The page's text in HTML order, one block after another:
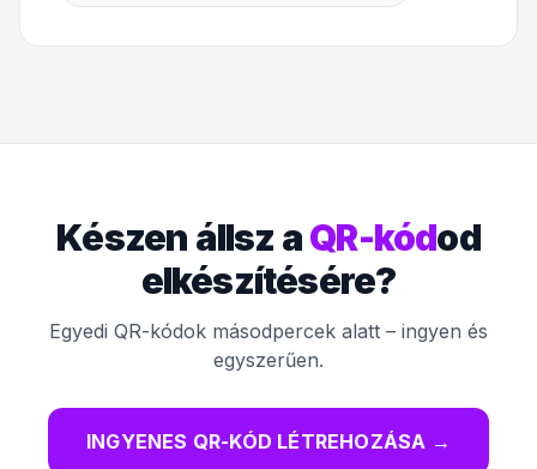
Készen állsz aQR-kódod
elkészítésére?
Egyedi QR-kódok másodpercek alatt – ingyen és
egyszerűen.
INGYENES QR-KÓD LÉTREHOZÁSA →